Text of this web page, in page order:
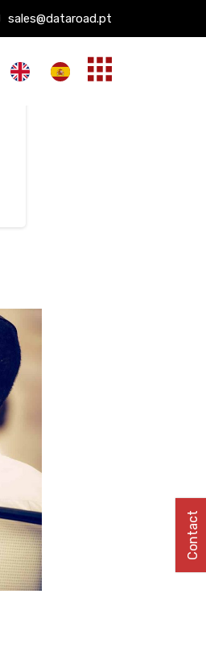
sales@dataroad.pt
Contact